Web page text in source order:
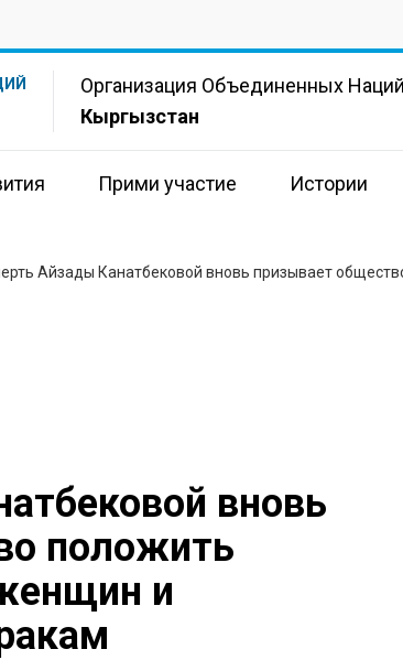
Организация Объединенных Наций
Кыргызстан
Прими участие Истории
Айзады Канатбековой вновь призывает
вновь
положить
и